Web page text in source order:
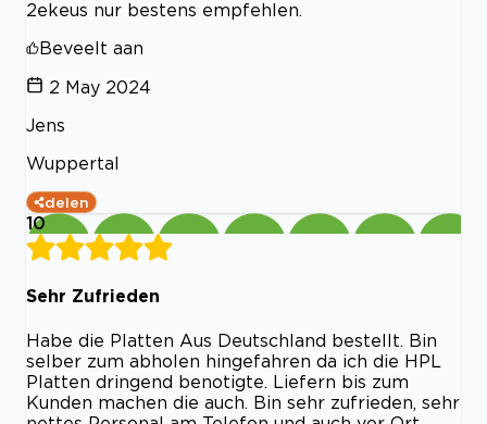
2ekeus nur bestens empfehlen.
Beveelt aan
2 May 2024
Jens
Wuppertal
delen
10
Sehr Zufrieden
Habe die Platten Aus Deutschland bestellt. Bin
selber zum abholen hingefahren da ich die HPL
Platten dringend benotigte. Liefern bis zum
Kunden machen die auch. Bin sehr zufrieden, sehr